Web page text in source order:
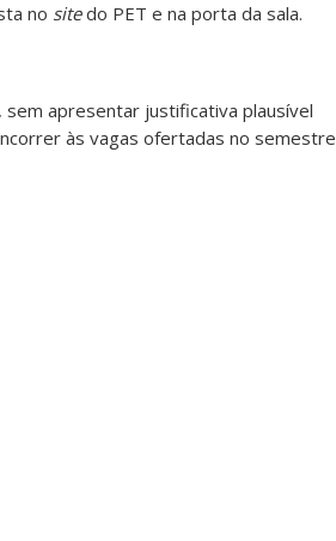
no sitedo PET e na porta da sala.
sem apresentar justificativa plausível
às vagas ofertadas no semestre